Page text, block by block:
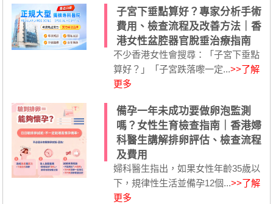
子宮下垂點算好？專家分析手術
費用、檢查流程及改善方法｜香
港女性盆腔器官脫垂治療指南
不少香港女性會搜尋：「子宮下垂點
算好？」「子宮跌落嚟一定...>>了解
更多
備孕一年未成功要做卵泡監測
嗎？女性生育檢查指南｜香港婦
科醫生講解排卵評估、檢查流程
及費用
婦科醫生指出，如果女性年齡35歲以
下，規律性生活並備孕12個...>>了解
更多